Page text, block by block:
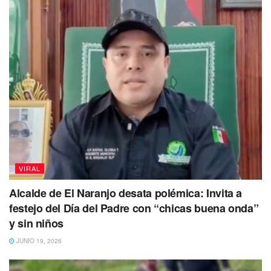
transformar las energías de tantas personas,
porque
eso es justo lo que hacen, toman las energías negativas y
las transforman.
Es por esta razón que los dueños de
gatos viven por más tiempo y con menos estrés en sus
vidas.
VIRAL
Alcalde de El Naranjo desata polémica: Invita a
festejo del Día del Padre con “chicas buena onda”
y sin niños
JUNIO 19, 2026